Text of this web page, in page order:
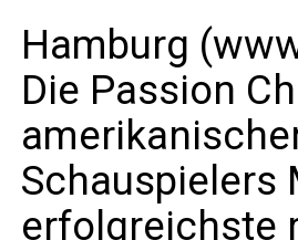
Hamburg
Die Passion
Schauspielers
erfolgreichste